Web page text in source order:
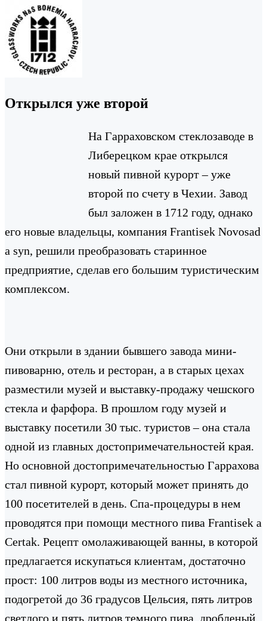
Открылся уже второй
На Гарраховском стеклозаводе в
Либерецком крае открылся
новый пивной курорт – уже
второй по счету в Чехии. Завод
был заложен в 1712 году, однако
его новые владельцы, компания Frantisek Novosad
a syn, решили преобразовать старинное
предприятие, сделав его большим туристическим
комплексом.
Они открыли в здании бывшего завода мини-
пивоварню, отель и ресторан, а в старых цехах
разместили музей и выставку-продажу чешского
стекла и фарфора. В прошлом году музей и
выставку посетили 30 тыс. туристов – она стала
одной из главных достопримечательностей края.
Но основной достопримечательностью Гаррахова
стал пивной курорт, который может принять до
100 посетителей в день. Спа-процедуры в нем
проводятся при помощи местного пива Frantisek a
Certak. Рецепт омолаживающей ванны, в которой
предлагается искупаться клиентам, достаточно
прост: 100 литров воды из местного источника,
подогретой до 36 градусов Цельсия, пять литров
светлого и пять литров темного пива, дробленый